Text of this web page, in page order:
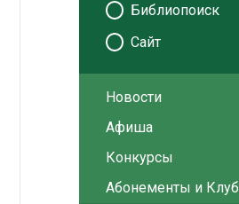
Библиопоиск
Сайт
Новости
Афиша
Конкурсы
Абонементы и